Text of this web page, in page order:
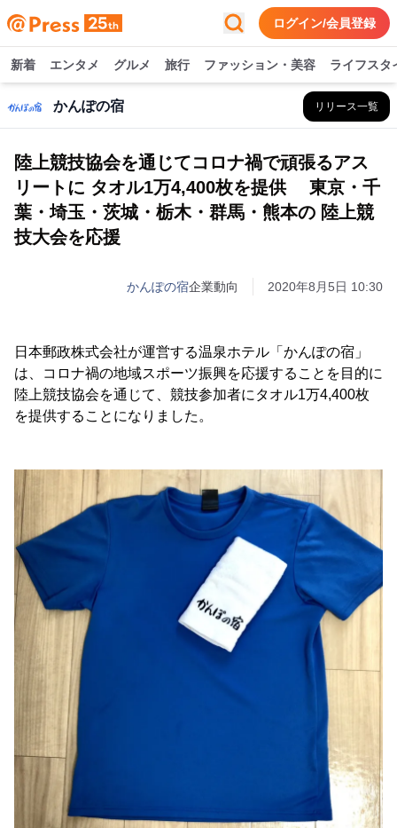
ログイン/会員登録
新着 エンタメ グルメ 旅行 ファッション・美容 ライフスタ
かんぽの宿 リリース一覧
陸上競技協会を通じてコロナ禍で頑張るアス
リートに タオル1万4,400枚を提供 東京・千
葉・埼玉・茨城・栃木・群馬・熊本の 陸上競
技大会を応援
かんぽの宿企業動向 2020年8月5日 10:30
日本郵政株式会社が運営する温泉ホテル「かんぽの宿」
は、コロナ禍の地域スポーツ振興を応援することを目的に
陸上競技協会を通じて、競技参加者にタオル1万4,400枚
を提供することになりました。